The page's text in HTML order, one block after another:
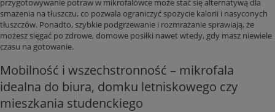
smażenia na tłuszczu, co pozwala ograniczyć spożycie kalorii i nasyconych
tłuszczów. Ponadto, szybkie podgrzewanie i rozmrażanie sprawiają, że
możesz sięgać po zdrowe, domowe posiłki nawet wtedy, gdy masz niewiele
czasu na gotowanie.
Mobilność i wszechstronność – mikrofala
idealna do biura, domku letniskowego czy
mieszkania studenckiego